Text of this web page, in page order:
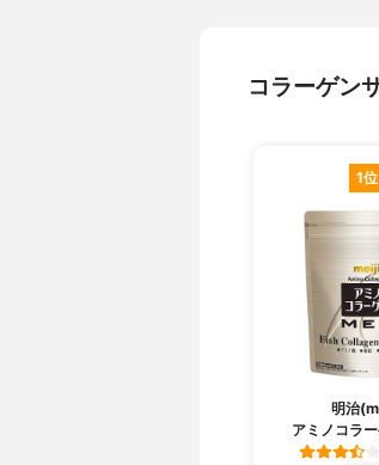
コラーゲン
1位
明治
アミノコラ